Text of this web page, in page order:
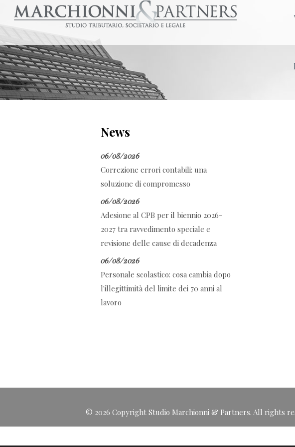
News
06/08/2026
Correzione errori contabili: una
soluzione di compromesso
06/08/2026
Adesione al CPB per il biennio 2026-
2027 tra ravvedimento speciale e
revisione delle cause di decadenza
06/08/2026
Personale scolastico: cosa cambia dopo
l'illegittimità del limite dei 70 anni al
lavoro
© 2026 Copyright Studio Marchionni & Partners. All rights